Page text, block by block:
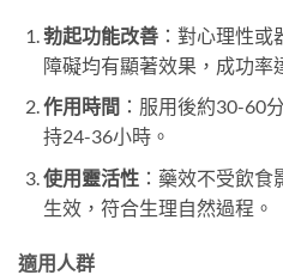
勃起功能改善：對心理性或
障礙均有顯著效果，成功率
作用時間 ：服用後約30-60
持24-36小時。
使用靈活性：藥效不受飲食
生效，符合生理自然過程。
適用人群